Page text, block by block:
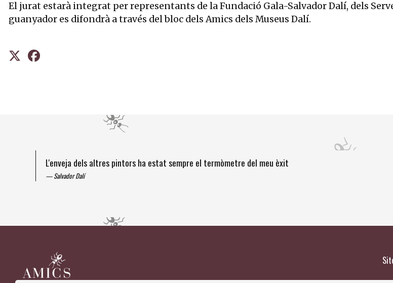
El jurat estarà integrat per representants de la Fundació Gala-Salvador Dalí, dels
guanyador es difondrà a través del bloc dels Amics dels Museus Dalí.
L'enveja dels altres pintors ha estat sempre el termòmetre del meu èxit
Salvador Dalí